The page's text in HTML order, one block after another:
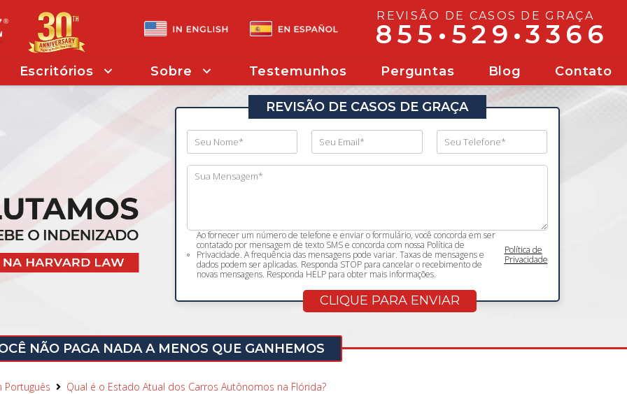
REVISÃO DE CASOS DE GRAÇA
855•529•3366
Escritórios Sobre Testemunhos Perguntas Blog Contato
REVISÃO DE CASOS DE GRAÇA
Ao fornecer um número de telefone e enviar o formulário, você concorda em ser
contatado por mensagem de texto SMS e concorda com nossa Política de
Privacidade. A frequência das mensagens pode variar. Taxas de mensagens e
dados podem ser aplicadas. Responda STOP para cancelar o recebimento de
novas mensagens. Responda HELP para obter mais informações.
Política de
Privacidade
NÃO PAGA NADA A MENOS QUE GANHEMOS
Português Qual é o Estado Atual dos Carros Autônomos na Flórida?